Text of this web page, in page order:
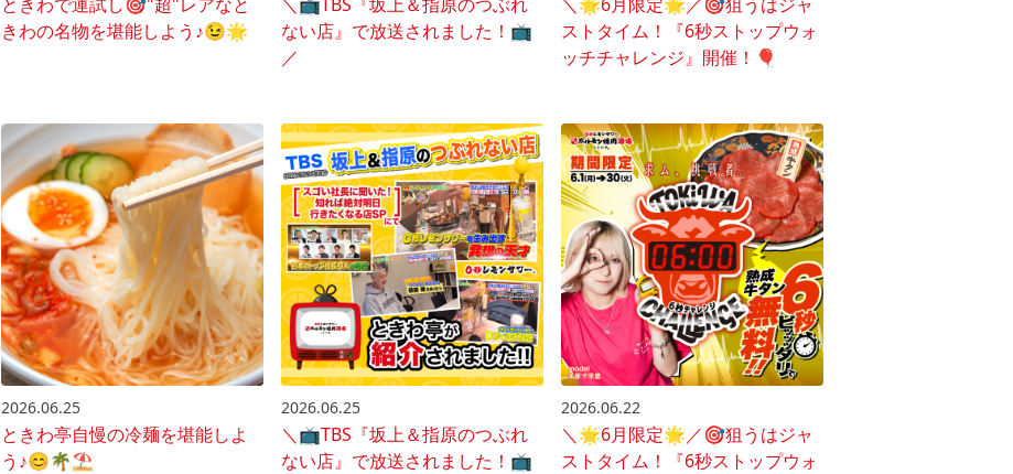
きわの名物を堪能しよう♪😉🌟
ない店』で放送されました！📺️
／
ストタイム！『6秒ストップウォ
ッチチャレンジ』開催！🎈
2026.06.25
ときわ亭自慢の冷麺を堪能しよ
う♪😊🌴⛱️
2026.06.25
＼📺️TBS『坂上＆指原のつぶれ
ない店』で放送されました！📺️
2026.06.22
＼🌟6月限定🌟／🎯狙うはジャ
ストタイム！『6秒ストップウォ